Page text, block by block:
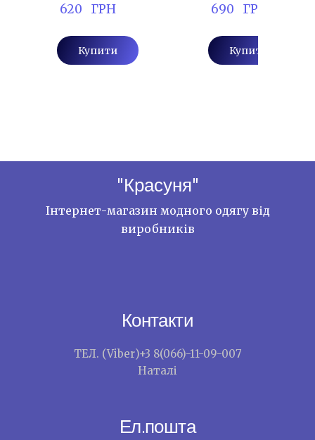
620   ГРН
Купити
690   ГРН
Купити
"Красуня"
Інтернет-магазин модного одягу від
виробників
Контакти
ТЕЛ. (Viber)+3 8(066)-11-09-007
Наталі
Ел.пошта